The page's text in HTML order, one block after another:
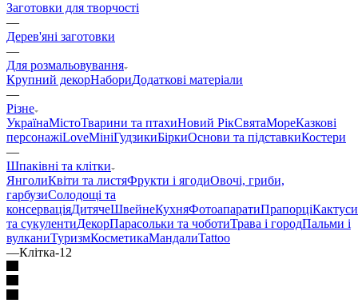
Заготовки для творчості
—
Дерев'яні заготовки
—
Для розмальовування
Крупний декорНабориДодаткові матеріали
—
Різне
УкраїнаМістоТварини та птахиНовий РікСвятаМореКазкові
персонажіLoveМініГудзикиБіркиОснови та підставкиКостери
—
Шпаківні та клітки
ЯнголиКвіти та листяФрукти і ягодиОвочі, гриби,
гарбузиСолодощі та
консерваціяДитячеШвейнеКухняФотоапаратиПрапорціКактуси
та сукулентиДекорПарасольки та чоботиТрава і городПальми і
вулканиТуризмКосметикаМандалиTattoo
—Клітка-12